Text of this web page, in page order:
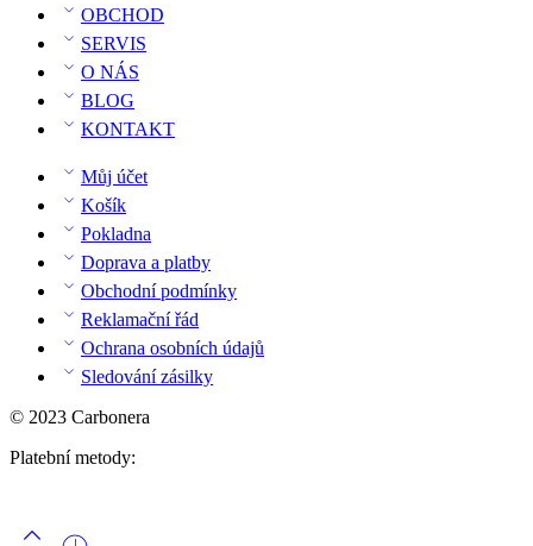
OBCHOD
SERVIS
O NÁS
BLOG
KONTAKT
Můj účet
Košík
Pokladna
Doprava a platby
Obchodní podmínky
Reklamační řád
Ochrana osobních údajů
Sledování zásilky
© 2023 Carbonera
Platební metody: